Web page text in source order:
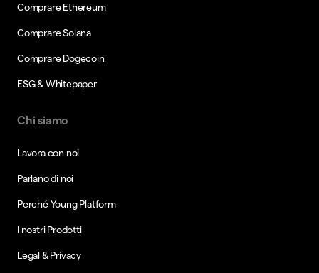
Comprare Ethereum
Comprare Solana
Comprare Dogecoin
ESG & Whitepaper
Chi siamo
Lavora con noi
Parlano di noi
Perché Young Platform
I nostri Prodotti
Legal & Privacy